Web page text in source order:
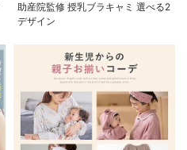
助産院監修 授乳ブラキャミ 選べる2
デザイン